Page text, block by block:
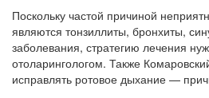
Поскольку частой причиной
являются тонзиллиты, бронхиты,
заболевания, стратегию лечения
отоларингологом. Также
исправлять ротовое дыхание —